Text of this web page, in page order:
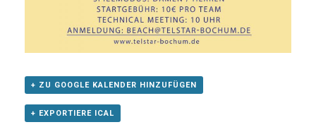
+ ZU GOOGLE KALENDER HINZUFÜGEN
+ EXPORTIERE ICAL